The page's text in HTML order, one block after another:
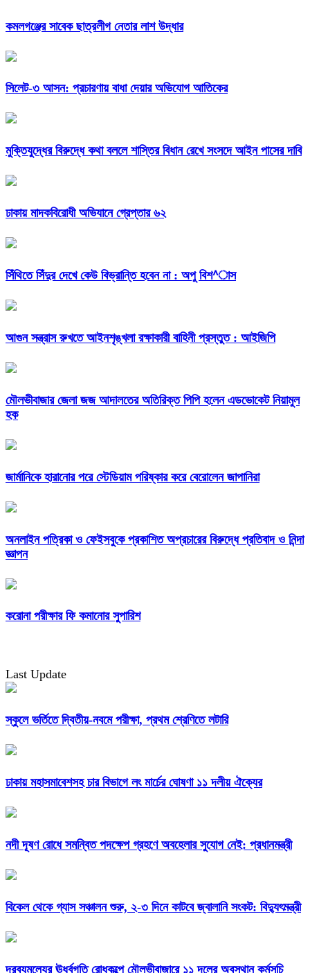
কমলগঞ্জের সাবেক ছাত্রলীগ নেতার লাশ উদ্ধার
সিলেট-৩ আসন: প্রচারণায় বাধা দেয়ার অভিযোগ আতিকের
মুক্তিযুদ্ধের বিরুদ্ধে কথা বললে শাস্তির বিধান রেখে সংসদে আইন পাসের দাবি
ঢাকায় মাদকবিরোধী অভিযানে গ্রেপ্তার ৬২
সিঁথিতে সিঁদুর দেখে কেউ বিভ্রান্তি হবেন না : অপু বিশ^াস
আগুন সন্ত্রাস রুখতে আইনশৃঙ্খলা রক্ষাকারী বাহিনী প্রস্তুত : আইজিপি
মৌলভীবাজার জেলা জজ আদালতের অতিরিক্ত পিপি হলেন এডভোকেট নিয়ামুল
হক
জার্মানিকে হারানোর পরে স্টেডিয়াম পরিষ্কার করে বেরোলেন জাপানিরা
অনলাইন পত্রিকা ও ফেইসবুকে প্রকাশিত অপ্রচারের বিরুদ্ধে প্রতিবাদ ও নিন্দা
জ্ঞাপন
করোনা পরীক্ষার ফি কমানোর সুপারিশ
Last Update
স্কুলে ভর্তিতে দ্বিতীয়-নবমে পরীক্ষা, প্রথম শ্রেণিতে লটারি
ঢাকায় মহাসমাবেশসহ চার বিভাগে লং মার্চের ঘোষণা ১১ দলীয় ঐক্যের
নদী দূষণ রোধে সমন্বিত পদক্ষেপ গ্রহণে অবহেলার সুযোগ নেই: প্রধানমন্ত্রী
বিকেল থেকে গ্যাস সঞ্চালন শুরু, ২-৩ দিনে কাটবে জ্বালানি সংকট: বিদ্যুৎমন্ত্রী
দ্রব্যমূল্যের ঊর্ধ্বগতি রোধকল্পে মৌলভীবাজারে ১১ দলের অবস্থান কর্মসূচি